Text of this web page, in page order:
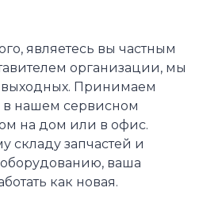
являетесь вы частным
организации, мы
выходных. Принимаем
в нашем сервисном
на дом или в офис.
складу запчастей и
ваша
как новая.